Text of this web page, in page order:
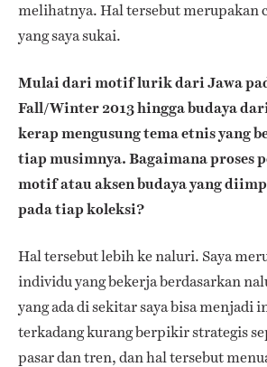
melihatnya. Hal tersebut merupakan
yang saya sukai.
Mulai dari motif lurik dari Jawa
Fall/Winter 2013 hingga budaya
kerap mengusung tema etnis yang
tiap musimnya. Bagaimana proses
motif atau aksen budaya yang
pada tiap koleksi?
Hal tersebut lebih ke naluri. Saya
individu yang bekerja berdasarkan
yang ada di sekitar saya bisa menjadi
terkadang kurang berpikir strategis
pasar dan tren, dan hal tersebut